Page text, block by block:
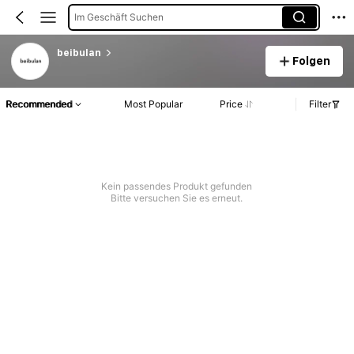
Im Geschäft Suchen
beibulan
Folgen
Recommended Most Popular Price Filter
Kein passendes Produkt gefunden
Bitte versuchen Sie es erneut.